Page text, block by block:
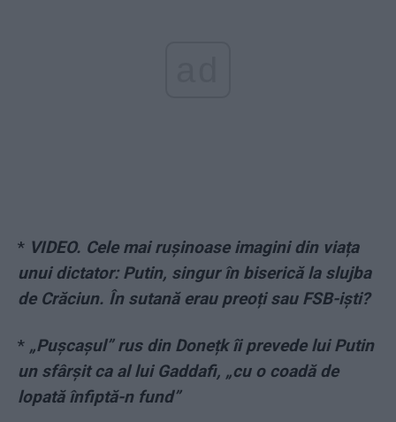
* VIDEO. Cele mai rușinoase imagini din viața
unui dictator: Putin, singur în biserică la slujba
de Crăciun. În sutană erau preoți sau FSB-iști?
* „Pușcașul” rus din Donețk îi prevede lui Putin
un sfârșit ca al lui Gaddafi, „cu o coadă de
lopată înfiptă-n fund”